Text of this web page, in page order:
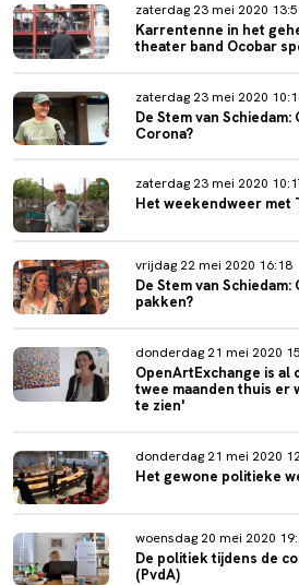
zaterdag 23 mei 2020
Karrentenne in het
theater band Ocobar
zaterdag 23 mei 2020
De Stem van
Corona?
zaterdag 23 mei 2020
Het weekendweer met
vrijdag 22 mei 2020 16:18
De Stem van
pakken?
donderdag 21 mei 2020
OpenArtExchange is al
twee maanden thuis er
te zien'
donderdag 21 mei 2020
Het gewone politieke
woensdag 20 mei 2020
De politiek tijdens de
(PvdA)